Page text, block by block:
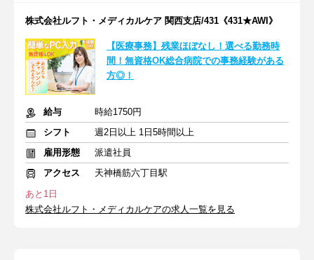
株式会社ルフト・メディカルケア 関西支店/431《431★AWI》
【医療事務】残業ほぼなし！選べる勤務時
間！無資格OK総合病院での事務経験がある
方◎！
給与
時給1750円
シフト
週2日以上 1日5時間以上
雇用形態
派遣社員
アクセス
天神橋筋六丁目駅
あと1日
株式会社ルフト・メディカルケアの求人一覧を見る